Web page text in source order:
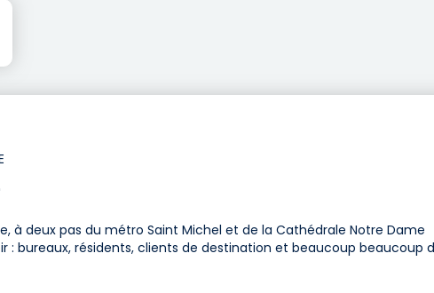
à deux pas du métro Saint Michel et de la Cathédrale Notre Dame
bureaux, résidents, clients de destination et beaucoup beaucoup